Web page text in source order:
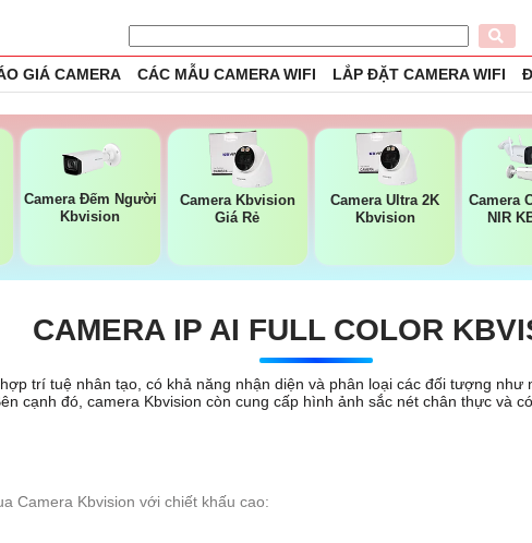
GIÁ CAMERA CÁC MẪU CAMERA WIFI LẮP ĐẶT CAMERA WIFI
Camera Đếm Người
Kbvision
Camera Kbvision
Giá Rẻ
Camera Ultra 2K
Kbvision
Camera
NIR
CAMERA IP AI FULL COLOR
trí tuệ nhân tạo, có khả năng nhận diện và phân loại các đối tượng
cạnh đó, camera Kbvision còn cung cấp hình ảnh sắc nét chân thực và
Camera Kbvision với chiết khấu cao: